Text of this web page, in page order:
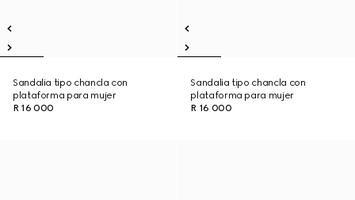
Sandalia tipo chancla con
plataforma para mujer
R 16 000
Sandalia tipo chancla con
plataforma para mujer
R 16 000